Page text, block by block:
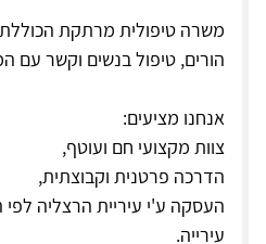
משרה טיפולית מרתקת הכוללת
הורים, טיפול בנשים וקשר עם
אנחנו מציעים:
צוות מקצועי חם ועוטף,
הדרכה פרטנית וקבוצתית,
העסקה ע'י עיריית הרצליה לפי
עירייה.